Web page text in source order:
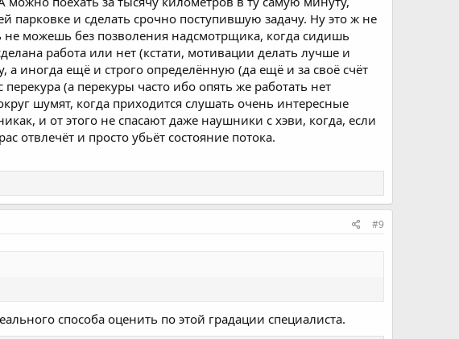
парковке и сделать срочно поступившую задачу. Ну это ж не
не можешь без позволения надсмотрщика, когда сидишь
работа или нет (кстати, мотивации делать лучше и
иногда ещё и строго определённую (да ещё и за своё счёт
(а перекуры часто ибо опять же работать нет
шумят, когда приходится слушать очень интересные
и от этого не спасают даже наушники с хэви, когда, если
отвлечёт и просто убьёт состояние потока.
#9
способа оценить по этой градации специалиста.